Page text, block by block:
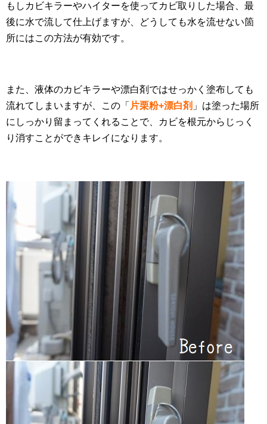
もしカビキラーやハイターを使ってカビ取りした場合、最
後に水で流して仕上げますが、どうしても水を流せない箇
所にはこの方法が有効です。
また、液体のカビキラーや漂白剤ではせっかく塗布しても
流れてしまいますが、この「 片栗粉+漂白剤 」は塗った場所
にしっかり留まってくれることで、カビを根元からじっく
り消すことができキレイになります。